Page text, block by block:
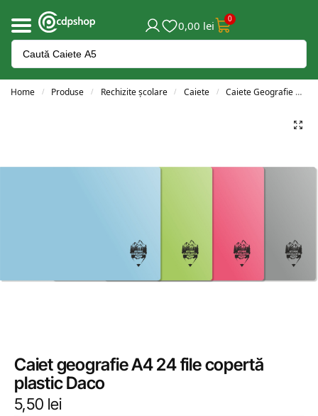
0,00 lei 0
Home / Produse / Rechizite școlare / Caiete / Caiete Geografie
Caiet geografie A4 24 file copertă
plastic Daco
5,50 lei